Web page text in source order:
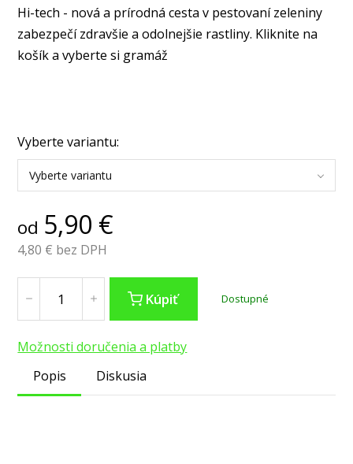
Hi-tech - nová a prírodná cesta v pestovaní zeleniny
zabezpečí zdravšie a odolnejšie rastliny. Kliknite na
košík a vyberte si gramáž
Vyberte variantu:
Vyberte variantu
od 5,90 €
4,80 € bez DPH
Kúpiť Dostupné
Možnosti doručenia a platby
Popis
Diskusia